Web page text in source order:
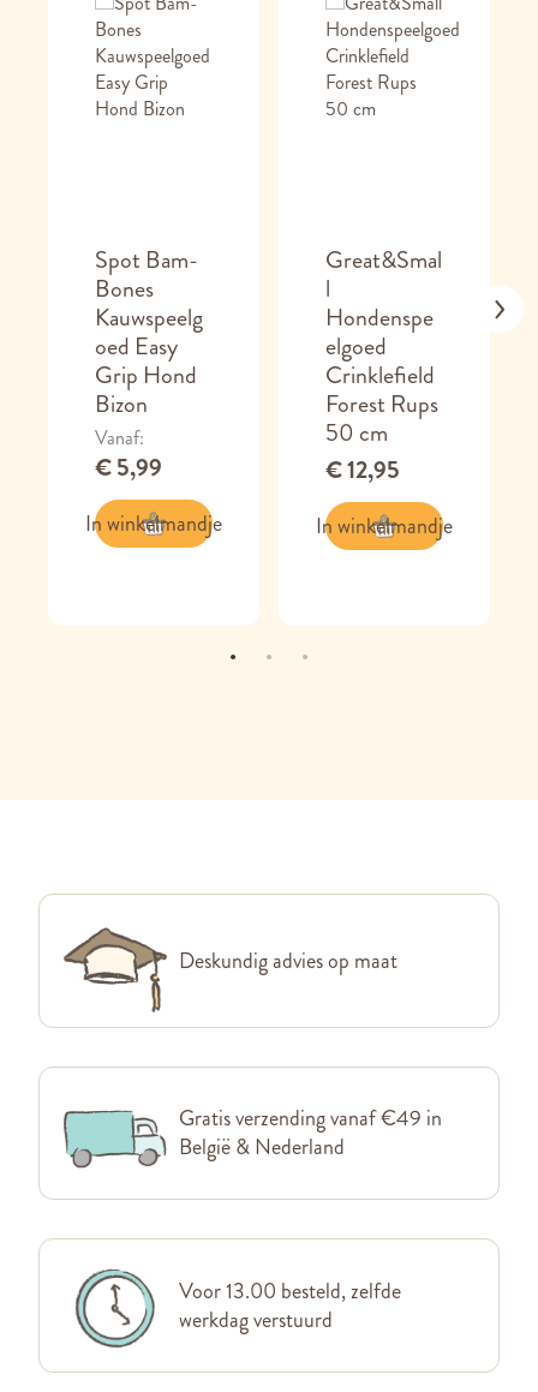
Spot Bam-
Bones
Kauwspeelg
oed Easy
Grip Hond
Bizon
Vanaf
€ 5,99
In winkelmandje
Great&Smal
l
Hondenspe
elgoed
Crinklefield
Forest Rups
50 cm
€ 12,95
In winkelmandje
Deskundig advies op maat
Gratis verzending vanaf €49 in
België & Nederland
Voor 13.00 besteld, zelfde
werkdag verstuurd